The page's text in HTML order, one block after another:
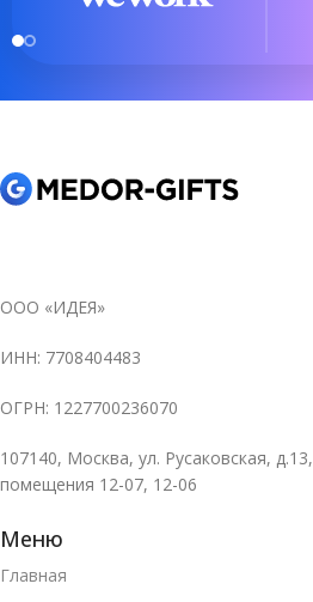
ООО «ИДЕЯ»
ИНН: 7708404483
ОГРН: 1227700236070
107140, Москва, ул. Русаковская, д.13,
помещения 12-07, 12-06
Меню
Главная